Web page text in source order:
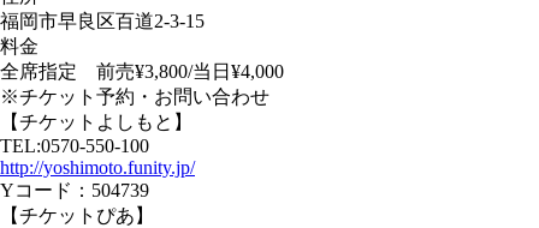
福岡市早良区百道2-3-15
料金
全席指定 前売¥3,800/当日¥4,000
※チケット予約・お問い合わせ
【チケットよしもと】
TEL:0570-550-100
http://yoshimoto.funity.jp/
Yコード：504739
【チケットぴあ】